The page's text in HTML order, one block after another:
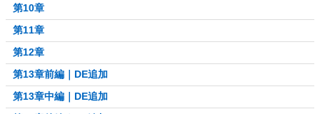
第10章
第11章
第12章
第13章前編｜DE追加
第13章中編｜DE追加